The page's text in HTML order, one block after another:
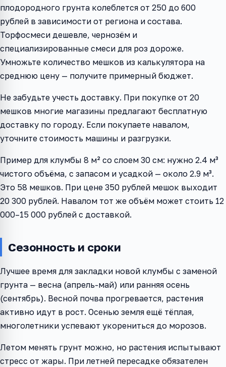
плодородного грунта колеблется от 250 до 600
рублей в зависимости от региона и состава.
Торфосмеси дешевле, чернозём и
специализированные смеси для роз дороже.
Умножьте количество мешков из калькулятора на
среднюю цену — получите примерный бюджет.
Не забудьте учесть доставку. При покупке от 20
мешков многие магазины предлагают бесплатную
доставку по городу. Если покупаете навалом,
уточните стоимость машины и разгрузки.
Пример для клумбы 8 м² со слоем 30 см: нужно 2.4 м³
чистого объёма, с запасом и усадкой — около 2.9 м³.
Это 58 мешков. При цене 350 рублей мешок выходит
20 300 рублей. Навалом тот же объём может стоить 12
000–15 000 рублей с доставкой.
Сезонность и сроки
Лучшее время для закладки новой клумбы с заменой
грунта — весна (апрель-май) или ранняя осень
(сентябрь). Весной почва прогревается, растения
активно идут в рост. Осенью земля ещё тёплая,
многолетники успевают укорениться до морозов.
Летом менять грунт можно, но растения испытывают
стресс от жары. При летней пересадке обязателен